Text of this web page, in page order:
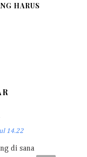
HARUS
14.22
di sana